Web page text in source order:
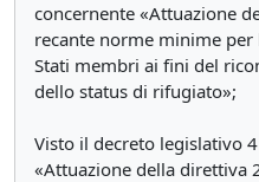
concernente «Attuazione
recante norme minime
Stati membri ai fini del
dello status di rifugiato»;
Visto il decreto legislativo
«Attuazione della direttiva